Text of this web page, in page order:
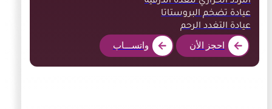
عيادة تضخم البروستاتا
عيادة التغدد الرحم
احجز الأن واتســـاب